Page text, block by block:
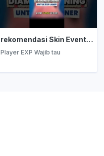
rekomendasi Skin Event Diamond Kuning: EXP Laner
Player EXP Wajib tau